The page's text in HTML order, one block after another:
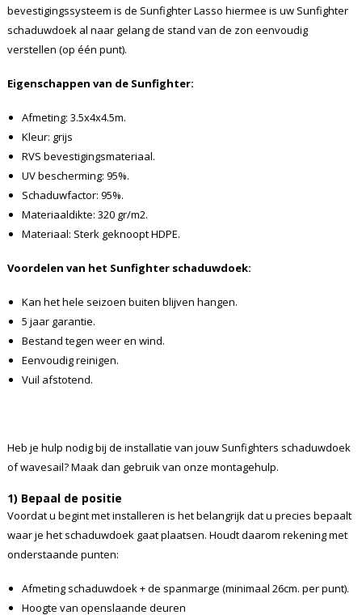
bevestigingssysteem is de Sunfighter Lasso hiermee is uw Sunfighter
schaduwdoek al naar gelang de stand van de zon eenvoudig
verstellen (op één punt).
Eigenschappen van de Sunfighter:
Afmeting: 3.5x4x4.5m.
Kleur: grijs
RVS bevestigingsmateriaal.
UV bescherming: 95%.
Schaduwfactor: 95%.
Materiaaldikte: 320 gr/m2.
Materiaal: Sterk geknoopt HDPE.
Voordelen van het Sunfighter schaduwdoek:
Kan het hele seizoen buiten blijven hangen.
5 jaar garantie.
Bestand tegen weer en wind.
Eenvoudig reinigen.
Vuil afstotend.
Heb je hulp nodig bij de installatie van jouw Sunfighters schaduwdoek
of wavesail? Maak dan gebruik van onze montagehulp.
1) Bepaal de positie
Voordat u begint met installeren is het belangrijk dat u precies bepaalt
waar je het schaduwdoek gaat plaatsen. Houdt daarom rekening met
onderstaande punten:
Afmeting schaduwdoek + de spanmarge (minimaal 26cm. per punt).
Hoogte van openslaande deuren